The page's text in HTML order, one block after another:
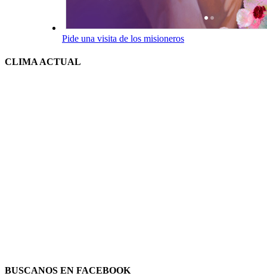
Pide una visita de los misioneros
CLIMA ACTUAL
BUSCANOS EN FACEBOOK